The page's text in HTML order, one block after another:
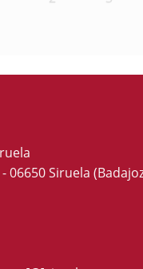
06650 Siruela